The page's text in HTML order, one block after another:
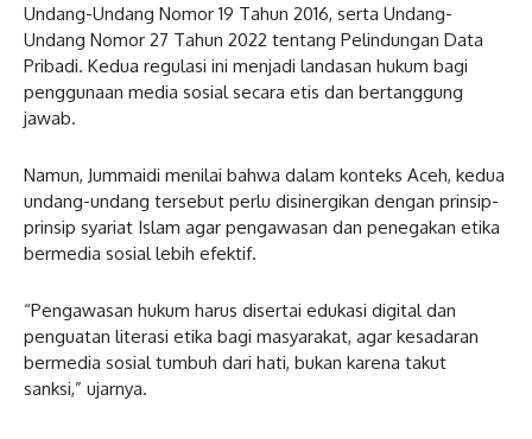
Undang-Undang Nomor 19 Tahun 2016, serta Undang-
Undang Nomor 27 Tahun 2022 tentang Pelindungan Data
Pribadi. Kedua regulasi ini menjadi landasan hukum bagi
penggunaan media sosial secara etis dan bertanggung
jawab.
Namun, Jummaidi menilai bahwa dalam konteks Aceh, kedua
undang-undang tersebut perlu disinergikan dengan prinsip-
prinsip syariat Islam agar pengawasan dan penegakan etika
bermedia sosial lebih efektif.
“Pengawasan hukum harus disertai edukasi digital dan
penguatan literasi etika bagi masyarakat, agar kesadaran
bermedia sosial tumbuh dari hati, bukan karena takut
sanksi,” ujarnya.